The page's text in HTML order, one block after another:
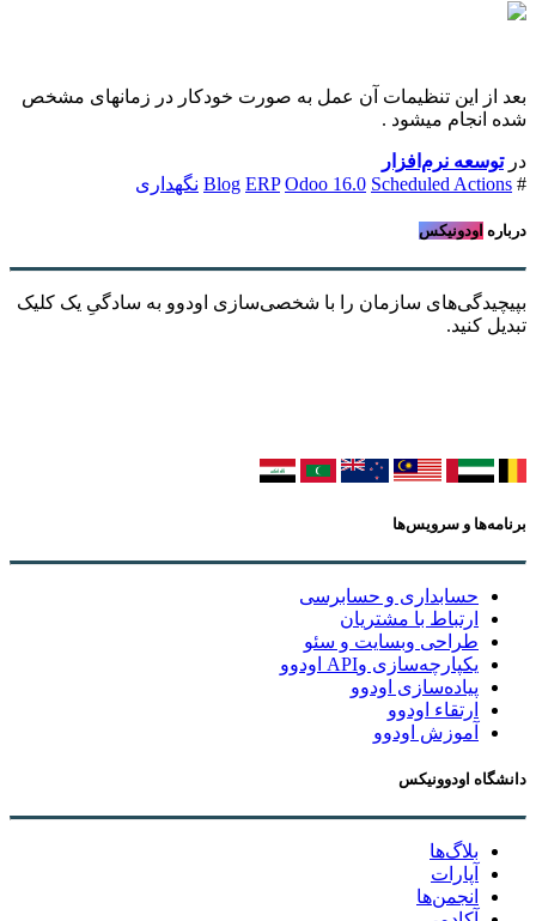
بعد از این تنظیمات آن عمل به صورت خودکار در زمانهای مشخص
شده انجام میشود .
درتوسعه نرم‌افزار ​
#
Blog ERP Odoo 16.0 Scheduled Actions نگهداری
درباره اودونیکس
بپیچیدگی‌های سازمان را با شخصی‌سازی اودوو به سادگیِ یک کلیک
تبدیل کنید.
برنامه‌ها و سرویس‌ها
حسابداری و حسابرسی
ارتباط با مشتریان
طراحی وبسایت و سئو
یکپارچه‌سازی وAPI اودوو
پیاده‌سازی اودوو
ارتقاء اودوو
آموزش اودوو
دانشگاه اودوونیکس
بلاگ‌ها
آپارات
انجمن‌ها